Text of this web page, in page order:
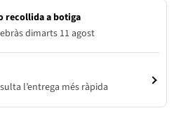
recollida a botiga
dimarts 11 agost
l’entrega més ràpida